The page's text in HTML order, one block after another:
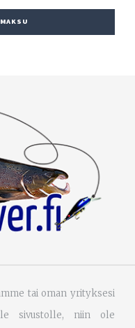
tai oman yrityksesi
sivustolle, niin ole